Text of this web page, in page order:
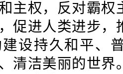
主权，反对霸权
促进人类进步，
设持久和平、
清洁美丽的世界